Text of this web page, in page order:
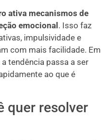
ativa mecanismos de
emocional. Isso faz
impulsividade e
com mais facilidade. Em
tendência passa a ser
ao que é
quer resolver